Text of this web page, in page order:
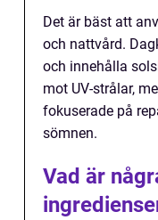
Det är bäst att
och nattvård.
och innehålla
mot UV-strålar,
fokuserade på
sömnen.
Vad är